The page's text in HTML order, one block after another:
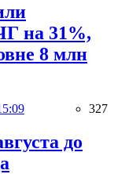
на 31%,
8 млн
327
до